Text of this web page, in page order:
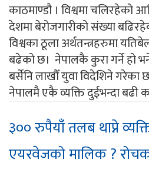
काठमाण्डौ । विश्वमा चलिरहेको
देशमा बेरोजगारीको संख्या
विश्वका ठूला अर्थतन्त्रहरुमा
बढेको छ। नेपालकै कुरा गर्ने हो
बर्सेनि लाखौँ युवा विदेशिने
नेपालमै एकै व्यक्ति दुईभन्दा बढी
३०० रुपैयाँ तलब थाप्ने
एयरवेजको मालिक ? रोचक